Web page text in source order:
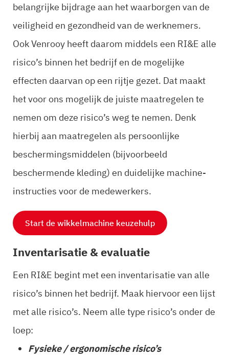
belangrijke bijdrage aan het waarborgen van de
veiligheid en gezondheid van de werknemers.
Ook Venrooy heeft daarom middels een RI&E alle
risico’s binnen het bedrijf en de mogelijke
effecten daarvan op een rijtje gezet. Dat maakt
het voor ons mogelijk de juiste maatregelen te
nemen om deze risico’s weg te nemen. Denk
hierbij aan maatregelen als persoonlijke
beschermingsmiddelen (bijvoorbeeld
beschermende kleding) en duidelijke machine-
instructies voor de medewerkers.
Start de wikkelmachine keuzehulp
Inventarisatie & evaluatie
Een RI&E begint met een inventarisatie van alle
risico’s binnen het bedrijf. Maak hiervoor een lijst
met alle risico’s. Neem alle type risico’s onder de
loep:
Fysieke / ergonomische risico’s